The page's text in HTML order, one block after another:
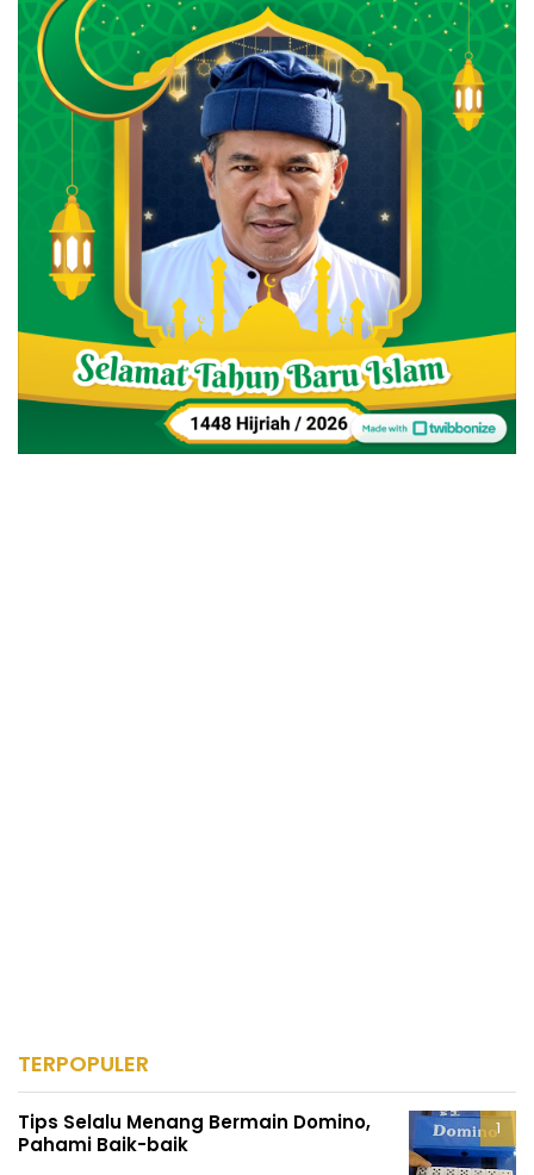
TERPOPULER
Tips Selalu Menang Bermain Domino,
Pahami Baik-baik